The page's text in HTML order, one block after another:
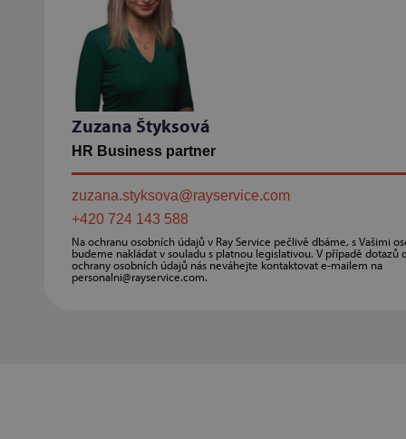
Zuzana Štyksová
HR Business partner
zuzana.styksova@rayservice.com
+420 724 143 588
Na ochranu osobních údajů v Ray Service pečlivě dbáme, s Vašimi
budeme nakládat v souladu s platnou legislativou. V případě dotazů
ochrany osobních údajů nás neváhejte kontaktovat e-mailem na
personalni@rayservice.com.